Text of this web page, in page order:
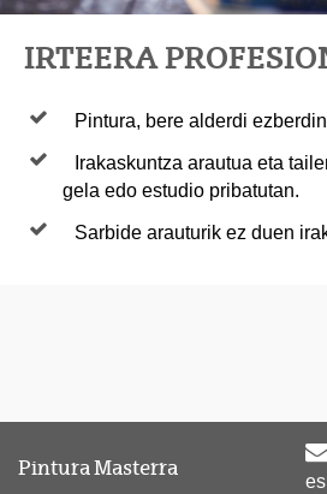
IRTEERA
Pintura, bere alderdi
Irakaskuntza arautua eta
gela edo estudio pribatutan.
Sarbide arauturik ez duen
Pintura Masterra